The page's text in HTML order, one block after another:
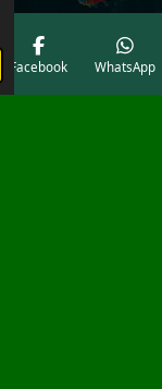
Facebook WhatsApp